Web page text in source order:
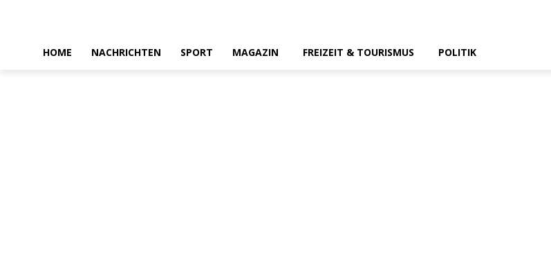
HOME NACHRICHTEN SPORT MAGAZIN FREIZEIT & TOURISMUS POLITIK